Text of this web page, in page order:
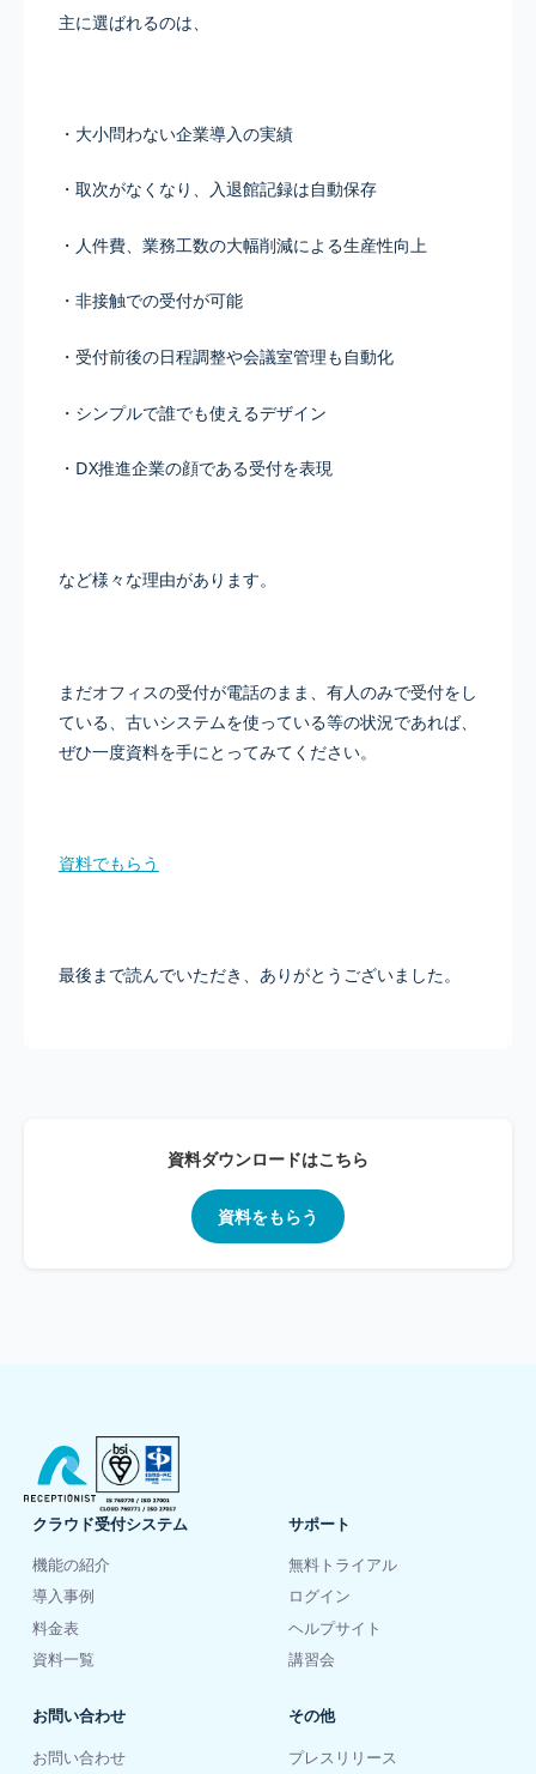
主に選ばれるのは、
・大小問わない企業導入の実績
・取次がなくなり、入退館記録は自動保存
・人件費、業務工数の大幅削減による生産性向上
・非接触での受付が可能
・受付前後の日程調整や会議室管理も自動化
・シンプルで誰でも使えるデザイン
・DX推進企業の顔である受付を表現
など様々な理由があります。
まだオフィスの受付が電話のまま、有人のみで受付をし
ている、古いシステムを使っている等の状況であれば、
ぜひ一度資料を手にとってみてください。
資料でもらう
最後まで読んでいただき、ありがとうございました。
資料ダウンロードはこちら
資料をもらう
クラウド受付システム
機能の紹介
導入事例
料金表
資料一覧
サポート
無料トライアル
ログイン
ヘルプサイト
講習会
お問い合わせ
お問い合わせ
その他
プレスリリース